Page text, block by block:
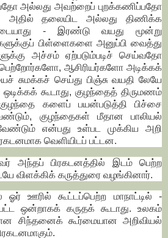
அல்லது அவற்றைப் புறக்கணிப்பதோ
அதில் தலையிட அல்லது திணிக்க
- இரண்டு வயது மூன்று
பிள்ளைகளை அனுப்பி வைத்து
அச்சம் ஏற்படும்படிச் செய்வதோ
ஆசிரியர்களோ அடிக்கக்
சுமக்கச் செய்து பிஞ்சு வயதி லேயே
கூடாது, குழந்தைத் திருமணம்
களைப் பயன்படுத்தி பிச்சை
குழந்தைகள் மீதான பாலியல்
என்பது உள்பட முக்கிய அறி
வெளியிடப் பட்டன.
அந்தப் பிரகடனத்தில் இடம் பெற்ற
கருத்துரை வழங்கினார்.
ஓர் ஊரில் கூட்டப்பெற்ற மாநாட்டில் -
ஒன்றாகக் கருதக் கூடாது. உலகம்
சிந்தனைக் கூர்மையான அறிவியல்